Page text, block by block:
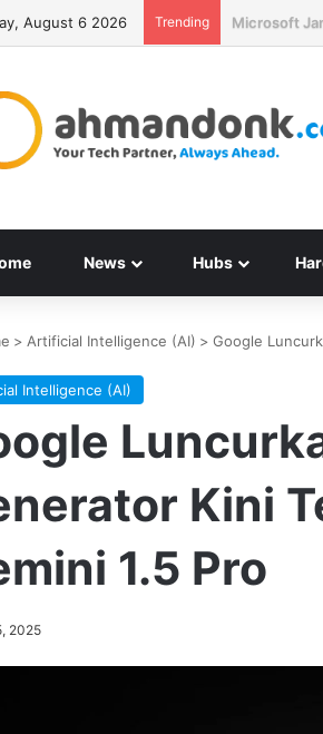
August 6 2026 Trending Seagate
News Hubs
> Artificial Intelligence (AI) > Google
Intelligence (AI)
Kini
1.5 Pro
2025